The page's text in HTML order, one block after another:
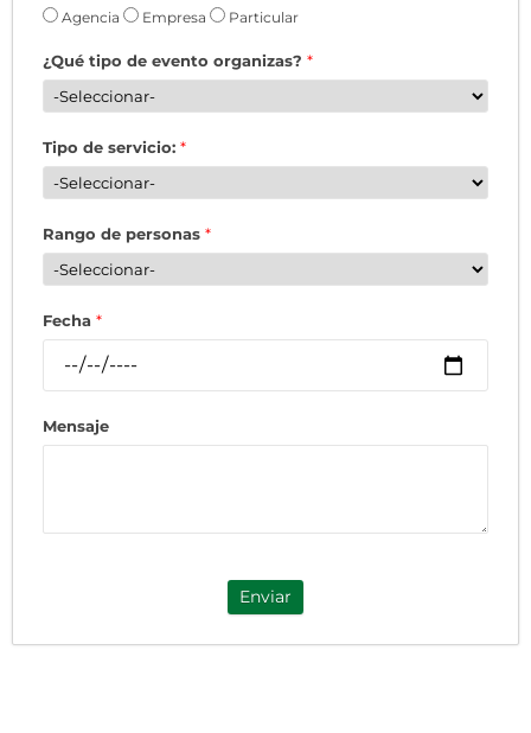
Agencia Empresa Particular
¿Qué tipo de evento organizas? *
Tipo de servicio: *
Rango de personas *
Fecha *
Mensaje
Enviar